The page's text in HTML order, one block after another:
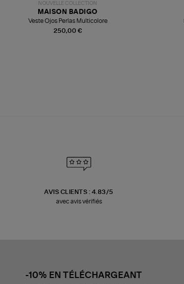
NOUVELLE COLLECTION
250,00 €
MAISON BADIGO
Veste Ojos Perlas Multicolore
AVIS CLIENTS : 4.83/5
avec avis vérifiés
-10% EN TÉLÉCHARGEANT